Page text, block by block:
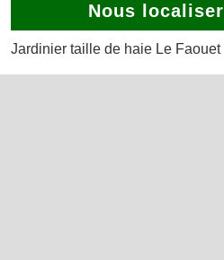
Nous localiser
Jardinier taille de haie Le Faouet